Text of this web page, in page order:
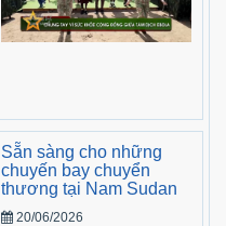
Sẵn sàng cho những
chuyến bay chuyển
thương tại Nam Sudan
20/06/2026